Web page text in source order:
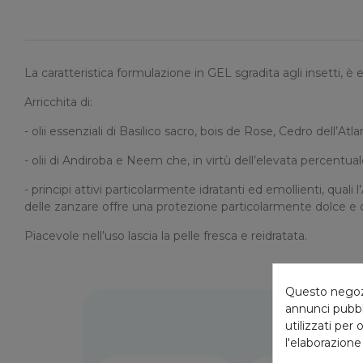
La caratteristica formulazione in GEL sgradita agli insetti, è
Arricchita di:
- olii essenziali di Basilico sacro, bois de Rose, Cedro
- olii di Andiroba e Neem che, in virtù dell’elevata
- principi attivi particolarmente idratanti ed emollienti, quali
delle zanzare offre una protezione particolarmente dolce e
Piacevole nell’uso lascia la pelle fresca e reidratata.
Questo
annunci
utilizzati per